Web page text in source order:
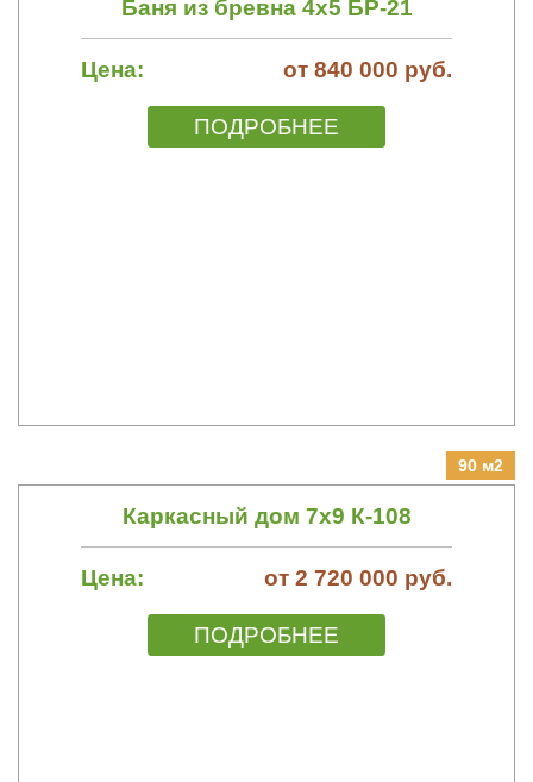
Баня из бревна 4х5 БР-21
Цена: от 840 000 руб.
ПОДРОБНЕЕ
90 м2
Каркасный дом 7х9 К-108
Цена: от 2 720 000 руб.
ПОДРОБНЕЕ